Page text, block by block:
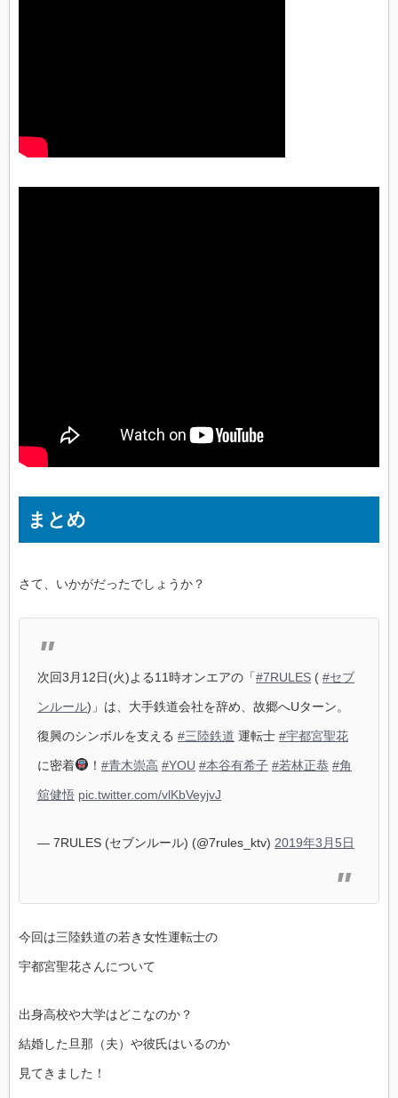
まとめ
さて、いかがだったでしょうか？
次回3月12日(火)よる11時オンエアの「#7RULES ( #セブ
ンルール)」は、大手鉄道会社を辞め、故郷へUターン。
復興のシンボルを支える #三陸鉄道 運転士 #宇都宮聖花
に密着 ！ #青木崇高 #YOU #本谷有希子 #若林正恭 #角
舘健悟 pic.twitter.com/vlKbVeyjvJ
— 7RULES (セブンルール) (@7rules_ktv) 2019年3月5日
今回は三陸鉄道の若き女性運転士の
宇都宮聖花さんについて
出身高校や大学はどこなのか？
結婚した旦那（夫）や彼氏はいるのか
見てきました！